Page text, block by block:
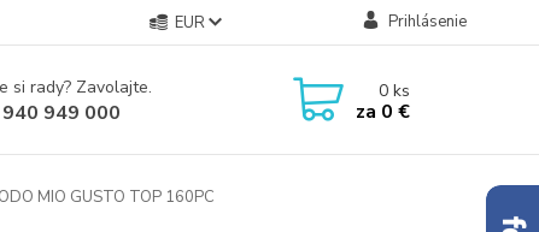
EUR Prihlásenie
si rady? Zavolajte.
949 000
0ks
za 0 €
MIO GUSTO TOP 160PC